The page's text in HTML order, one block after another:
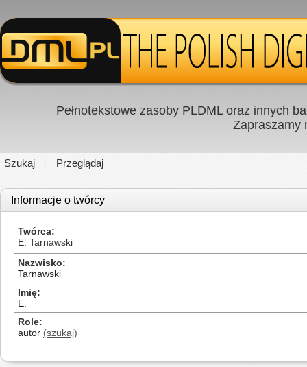
Pełnotekstowe zasoby PLDML oraz innych
Zapraszamy
Szukaj Przeglądaj
Informacje o twórcy
Twórca
E. Tarnawski
Nazwisko
Tarnawski
Imię
E.
Role
autor (szukaj)